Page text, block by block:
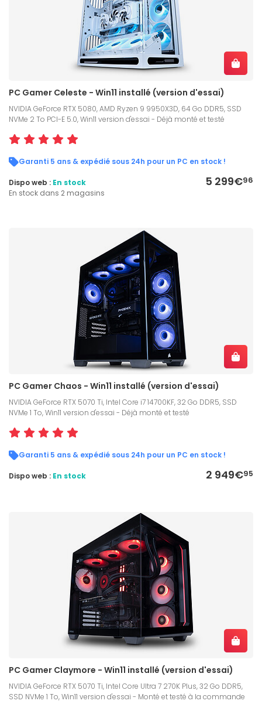
PC Gamer Celeste - Win11 installé (version d'essai)
NVIDIA GeForce RTX 5080, AMD Ryzen 9 9950X3D, 64 Go DDR5, SSD
NVMe 2 To PCI-E 5.0, Win11 version d'essai - Déjà monté et testé
Garanti 5 ans & expédié sous 24h pour un PC en stock !
5 299€96
Dispo web : En stock
En stock dans 2 magasins
PC Gamer Chaos - Win11 installé (version d'essai)
NVIDIA GeForce RTX 5070 Ti, Intel Core i7 14700KF, 32 Go DDR5, SSD
NVMe 1 To, Win11 version d'essai - Déjà monté et testé
Garanti 5 ans & expédié sous 24h pour un PC en stock !
2 949€95
Dispo web : En stock
PC Gamer Claymore - Win11 installé (version d'essai)
NVIDIA GeForce RTX 5070 Ti, Intel Core Ultra 7 270K Plus, 32 Go DDR5,
SSD NVMe 1 To, Win11 version d'essai - Monté et testé à la commande